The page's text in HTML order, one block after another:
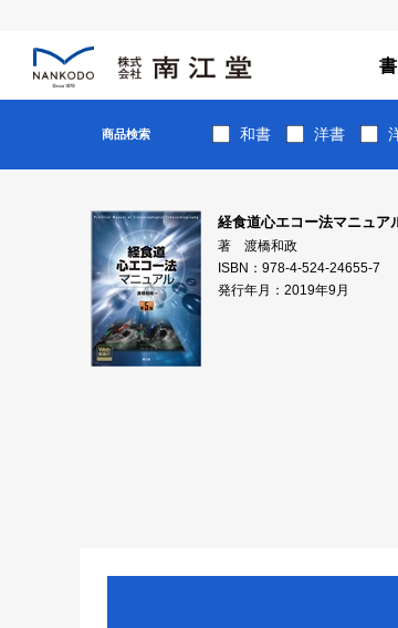
商品検索 和書 洋書
経食道心エコー法マニュア
著 渡橋和政
ISBN：978-4-524-24655-7
発行年月：2019年9月